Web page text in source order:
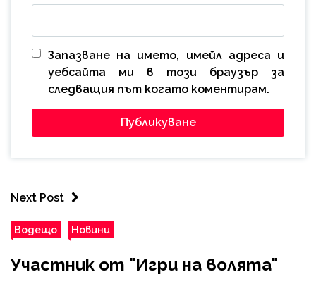
Запазване на името, имейл адреса и
уебсайта ми в този браузър за
следващия път когато коментирам.
Next Post
Водещо Новини
Участник от "Игри на волята"